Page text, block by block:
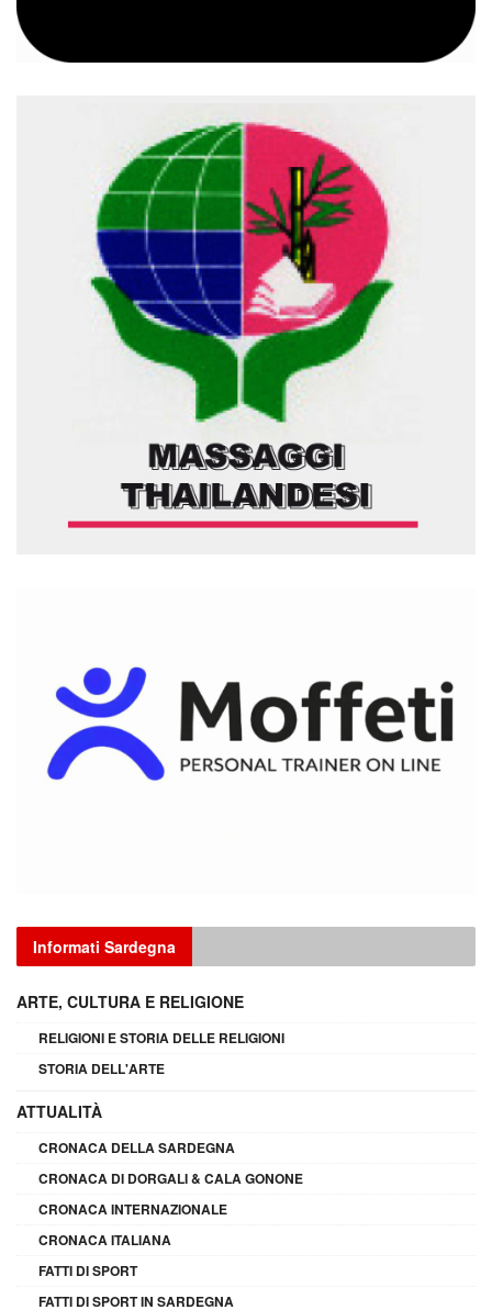
Informati Sardegna
ARTE, CULTURA E RELIGIONE
RELIGIONI E STORIA DELLE RELIGIONI
STORIA DELL'ARTE
ATTUALITÀ
CRONACA DELLA SARDEGNA
CRONACA DI DORGALI & CALA GONONE
CRONACA INTERNAZIONALE
CRONACA ITALIANA
FATTI DI SPORT
FATTI DI SPORT IN SARDEGNA